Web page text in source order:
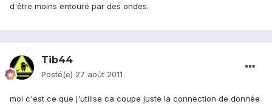
d'être moins entouré par des ondes.
Tib44
Posté(e) 27 août 2011
moi c'est ce que j'utilise ca coupe juste la connection de donnée